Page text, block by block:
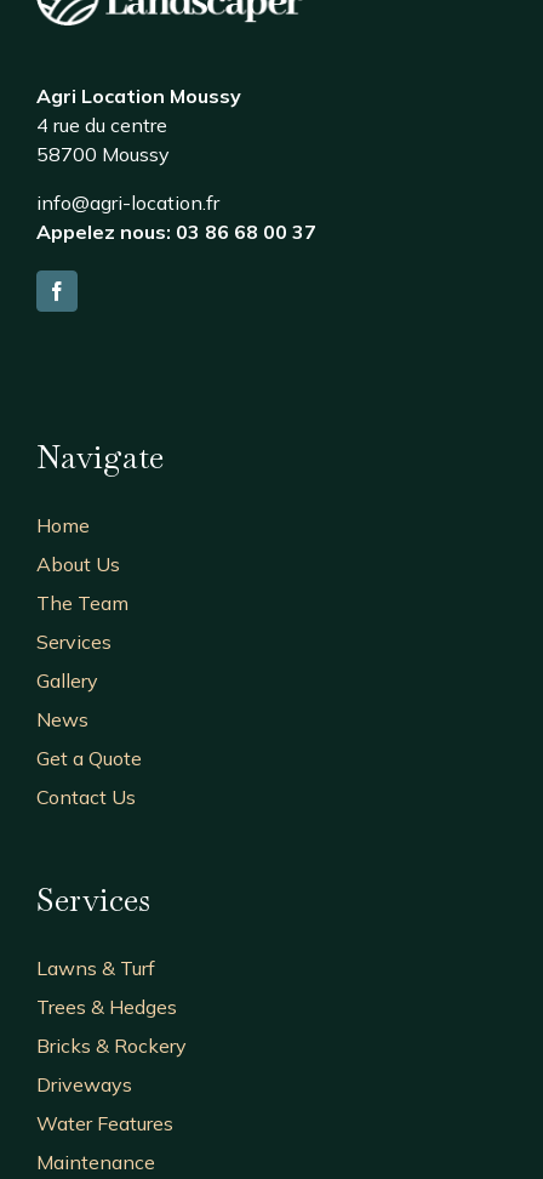
Agri Location Moussy
4 rue du centre
58700 Moussy
info@agri-location.fr
Appelez nous: 03 86 68 00 37
Navigate
Home
About Us
The Team
Services
Gallery
News
Get a Quote
Contact Us
Services
Lawns & Turf
Trees & Hedges
Bricks & Rockery
Driveways
Water Features
Maintenance